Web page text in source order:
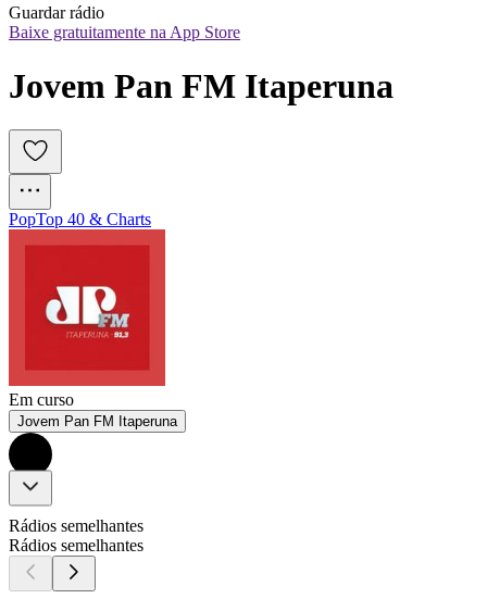
Guardar rádio
Baixe gratuitamente na App Store
Jovem Pan FM Itaperuna
PopTop 40 & Charts
Em curso
Jovem Pan FM Itaperuna
Rádios semelhantes
Rádios semelhantes